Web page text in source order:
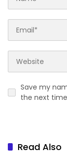
Save my
the next
Read Also